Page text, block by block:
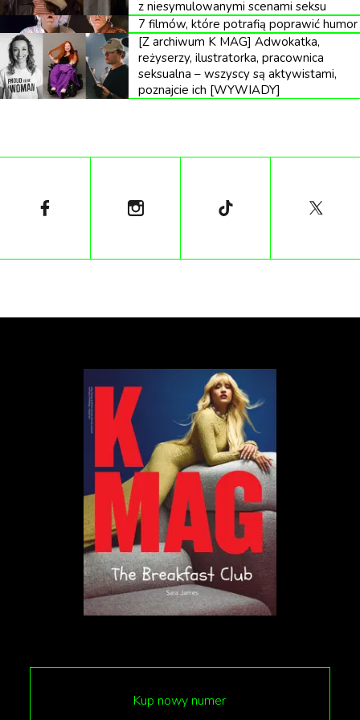
więzieniu zdołał doprowadzić do swojego
uniewinnienia. Oprócz ściskającej gardło historii to też
kawał dobrego, świetnie poprowadzonego
operatorsko, scenariuszowo i stylistycznie kina. Na
niektórych wątków filmu Holoubka, m.in.
jego relacji rodzinnych. Więcej dowiemy się także o
wtedy na platformie pojawią się dwa odcinki, z
czego pierwszy będzie można obejrzeć za darmo.
Trzeci zobaczymy 31 stycznia, a czwarty 7 lutego.
z niesymulowanymi scenami seksu
7 filmów, które potrafią poprawić humor
[Z archiwum K MAG] Adwokatka,
reżyserzy, ilustratorka, pracownica
seksualna – wszyscy są aktywistami,
poznajcie ich [WYWIADY]
Kup nowy numer